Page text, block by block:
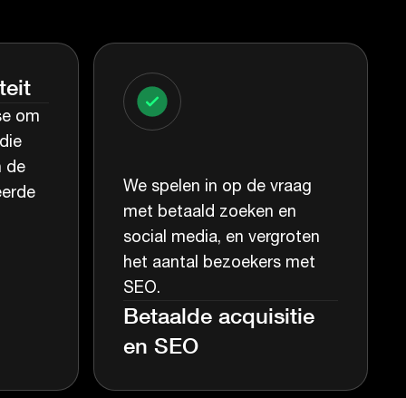
om
de
We spelen in op de vraag
met betaald zoeken en
social media, en vergroten
het aantal bezoekers met
SEO.
Betaalde acquisitie
en SEO